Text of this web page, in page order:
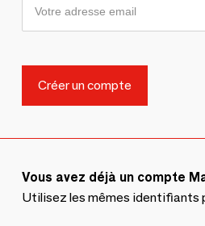
Vous avez déjà un compte
Utilisez les mêmes identifiants